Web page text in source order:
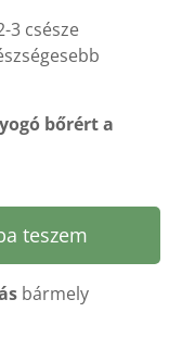
3 csésze
bőrért a
teszem
bármely